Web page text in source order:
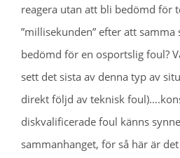
reagera utan att bli bedömd för
”millisekunden” efter att
bedömd för en osportslig foul?
sett det sista av denna typ av
direkt följd av teknisk
diskvalificerade foul känns
sammanhanget, för så här är